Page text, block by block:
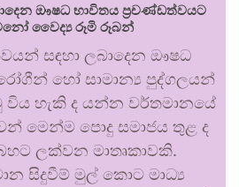
ඖෂධ භාවිතය ප්‍රචණ්ඩත්වයට
වෛද්‍ය රූමි රූබන්
සඳහා ලබාදෙන ඖෂධ
හෝ සාමාන්‍ය පුද්ගලයන්
හැකි ද යන්න වර්තමානයේ
මෙන්ම පොදු සමාජය තුළ ද
ලක්වන මාතෘකාවකි.
සිදුවීම් මුල් කොට මාධ්‍ය